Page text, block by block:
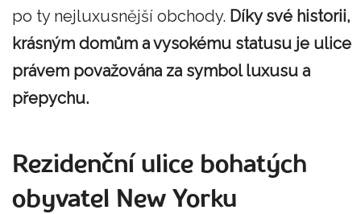
po ty nejluxusnější obchody. Díky své historii,
krásným domům a vysokému statusu je ulice
právem považována za symbol luxusu a
přepychu.
Rezidenční ulice bohatých
obyvatel New Yorku